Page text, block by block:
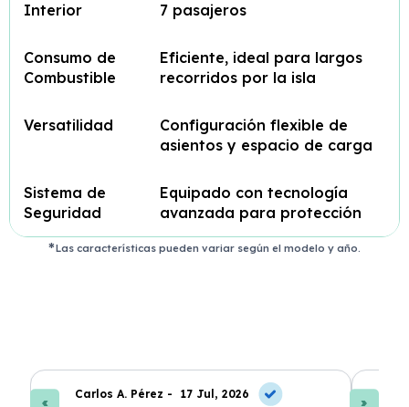
Interior
7 pasajeros
Consumo de
Combustible
Eficiente, ideal para largos
recorridos por la isla
Versatilidad
Configuración flexible de
asientos y espacio de carga
Sistema de
Seguridad
Equipado con tecnología
avanzada para protección
Las características pueden variar según el modelo y año.
Carlos A. Pérez - 17 Jul, 2026